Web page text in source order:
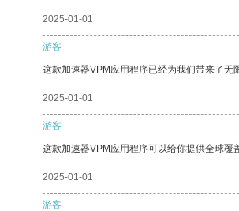
2025-01-01
游客
这款加速器VPM应用程序已经为我们带来了无
2025-01-01
游客
这款加速器VPM应用程序可以给你提供全球覆
2025-01-01
游客